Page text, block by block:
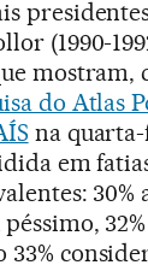
(1990-
mostram,
do Atlas
na
em
30%